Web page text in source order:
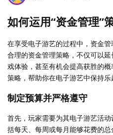
如何运用“资金管理”
在享受电子游艺的过程中，资金
合理的资金管理策略，不仅可以
戏体验，甚至有机会提高获胜的
策略，帮助你在电子游艺中保持乐
制定预算并严格遵守
首先，玩家需要为其电子游艺活
括每天、每周或每月能够花费的